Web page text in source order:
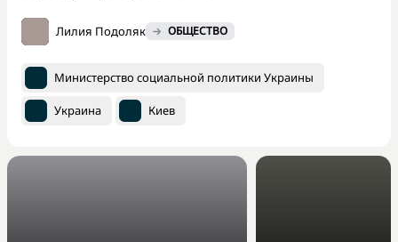
Лилия Подоляк ОБЩЕСТВО
Министерство социальной политики Украины
Украина Киев